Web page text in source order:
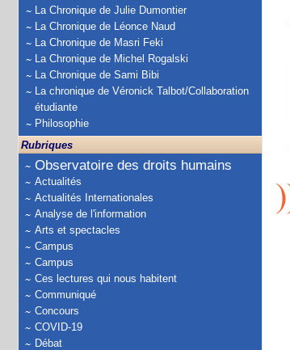
La Chronique de Julie Dumontier
La Chronique de Léonce Naud
La Chronique de Masri Feki
La Chronique de Michel Rogalski
La Chronique de Sami Bibi
La chronique de Véronick Talbot/Collaboration
étudiante
Philosophie
Rubriques
Observatoire des droits humains
Actualités
Actualités Internationales
Analyse de l'information
Arts et spectacles
Campus
Campus
Ces lectures qui nous habitent
Communiqué
Concours
COVID-19
Débat